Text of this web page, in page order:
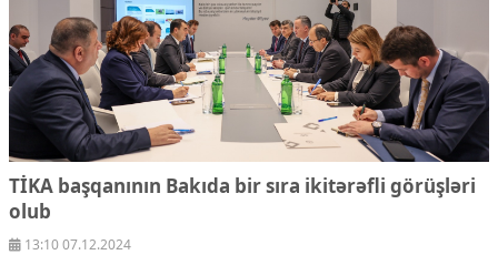
Foto
Video
İnfoqrafika
Podcast
Humanitar
Elm və təhsil
Mədəniyyət
Yüksəliş hekayəsi
TİKA başqanının Bakıda bir sıra ikitərəfli görüşləri
olub
13:10 07.12.2024